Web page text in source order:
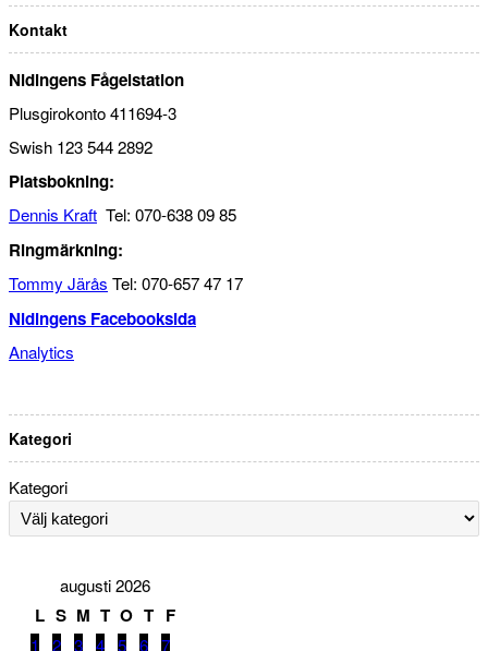
Kontakt
Nidingens Fågelstation
Plusgirokonto 411694-3
Swish 123 544 2892
Platsbokning:
Dennis Kraft Tel: 070-638 09 85
Ringmärkning:
Tommy Järås Tel: 070-657 47 17
Nidingens Facebooksida
Analytics
Kategori
Kategori
augusti 2026
L S M T O T F
1 2 3 4 5 6 7